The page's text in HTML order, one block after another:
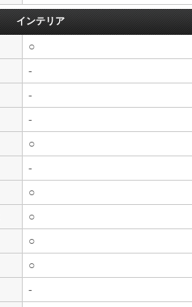
インテリア
○
-
-
-
○
-
○
○
○
○
-